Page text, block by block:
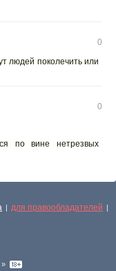
0
людей поколечить или
0
по вине нетрезвых
| для правообладателей |
»